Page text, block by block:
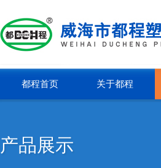
都程首页 关于都程
产品展示